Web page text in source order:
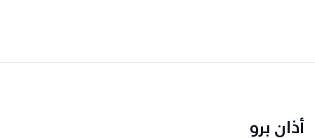
أذان برو